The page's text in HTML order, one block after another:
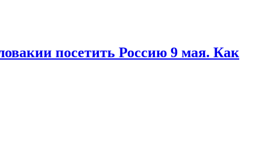
посетить Россию 9 мая. Как